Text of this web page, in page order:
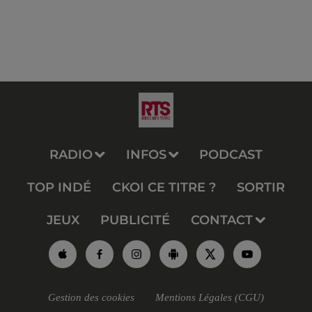
RADIO INFOS PODCAST
TOP INDÉ CKOI CE TITRE ? SORTIR
JEUX PUBLICITÉ CONTACT
Gestion des cookies Mentions Légales (CGU)